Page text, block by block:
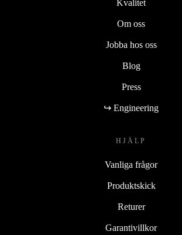
Kvalitet
Om oss
Jobba hos oss
Blog
Press
↪ Engineering
HJÄLP
Vanliga frågor
Produktskick
Returer
Garantivillkor